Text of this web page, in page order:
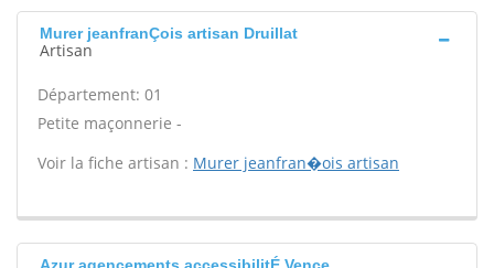
Murer jeanfranÇois artisan Druillat
Artisan
Département: 01
Petite maçonnerie -
Voir la fiche artisan : Murer jeanfran�ois artisan